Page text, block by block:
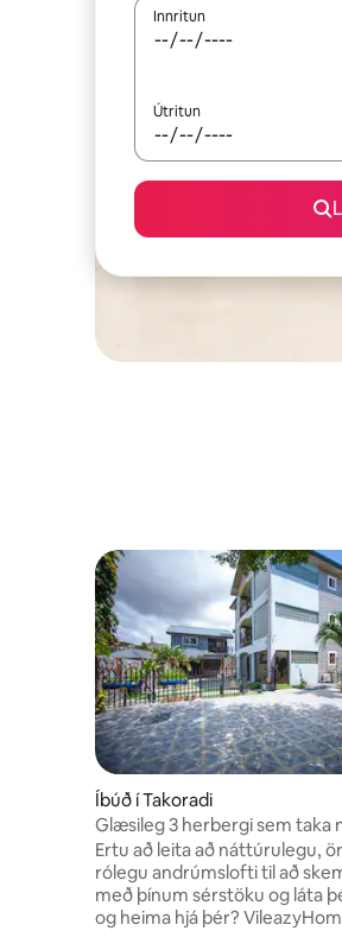
Innritun
Útritun
Íbúð í Takoradi
Glæsileg 3 herbergi sem taka
öllum þörfum þínum
Ertu að leita að náttúrulegu,
rólegu andrúmslofti til að
með þínum sérstöku og láta
og heima hjá þér?